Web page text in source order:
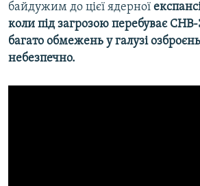
байдужим до цієї ядерної
коли під загрозою перебуває СНВ-
багато обмежень у галузі
небезпечно.